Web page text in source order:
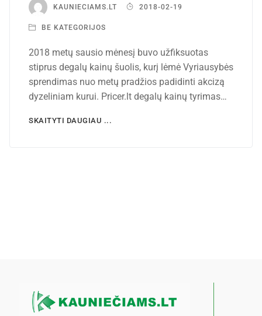
KAUNIECIAMS.LT 2018-02-19
BE KATEGORIJOS
2018 metų sausio mėnesį buvo užfiksuotas
stiprus degalų kainų šuolis, kurį lėmė Vyriausybės
sprendimas nuo metų pradžios padidinti akcizą
dyzeliniam kurui. Pricer.lt degalų kainų tyrimas…
SKAITYTI DAUGIAU ...